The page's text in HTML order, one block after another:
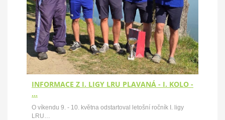
INFORMACE Z I. LIGY LRU PLAVANÁ - I. KOLO -
…
O víkendu 9. - 10. května odstartoval letošní ročník I. ligy
LRU…